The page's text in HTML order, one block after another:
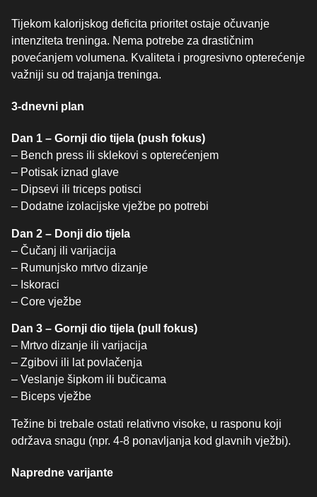
Tijekom kalorijskog deficita prioritet ostaje očuvanje
intenziteta treninga. Nema potrebe za drastičnim
povećanjem volumena. Kvaliteta i progresivno opterećenje
važniji su od trajanja treninga.
3-dnevni plan
Dan 1 – Gornji dio tijela (push fokus)
– Bench press ili sklekovi s opterećenjem
– Potisak iznad glave
– Dipsevi ili triceps potisci
– Dodatne izolacijske vježbe po potrebi
Dan 2 – Donji dio tijela
– Čučanj ili varijacija
– Rumunjsko mrtvo dizanje
– Iskoraci
– Core vježbe
Dan 3 – Gornji dio tijela (pull fokus)
– Mrtvo dizanje ili varijacija
– Zgibovi ili lat povlačenja
– Veslanje šipkom ili bučicama
– Biceps vježbe
Težine bi trebale ostati relativno visoke, u rasponu koji
održava snagu (npr. 4-8 ponavljanja kod glavnih vježbi).
Napredne varijante